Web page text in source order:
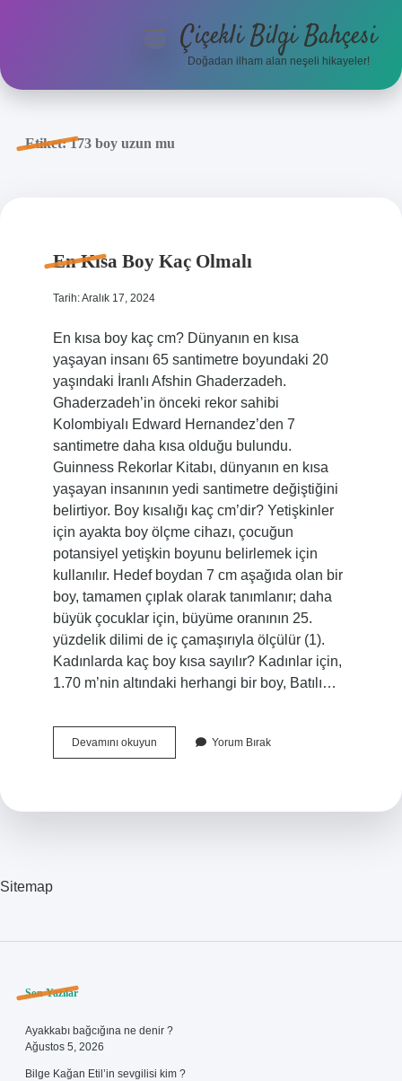
Anasayfa
menüyüÇiçekli Bilgi Bahçesi
Doğadan ilham alan neşeli hikayeler!
Etiket:173 boy uzun mu
En Kısa Boy Kaç Olmalı
Tarih: Aralık 17, 2024
En kısa boy kaç cm? Dünyanın en kısa
yaşayan insanı 65 santimetre boyundaki 20
yaşındaki İranlı Afshin Ghaderzadeh.
Ghaderzadeh’in önceki rekor sahibi
Kolombiyalı Edward Hernandez’den 7
santimetre daha kısa olduğu bulundu.
Guinness Rekorlar Kitabı, dünyanın en kısa
yaşayan insanının yedi santimetre değiştiğini
belirtiyor. Boy kısalığı kaç cm’dir? Yetişkinler
için ayakta boy ölçme cihazı, çocuğun
potansiyel yetişkin boyunu belirlemek için
kullanılır. Hedef boydan 7 cm aşağıda olan bir
boy, tamamen çıplak olarak tanımlanır; daha
büyük çocuklar için, büyüme oranının 25.
yüzdelik dilimi de iç çamaşırıyla ölçülür (1).
Kadınlarda kaç boy kısa sayılır? Kadınlar için,
1.70 m’nin altındaki herhangi bir boy, Batılı…
Devamını okuyunEn
Kısa
Yorum Bırak
Sitemap
Sidebar
Son Yazılar
Ayakkabı bağcığına ne denir ?
Ağustos 5, 2026
Bilge Kağan Etil’in sevgilisi kim ?